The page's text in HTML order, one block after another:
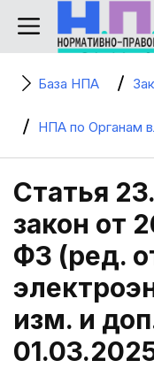
База НПА
НПА по Органам
Статья
закон от
ФЗ (ред.
изм. и